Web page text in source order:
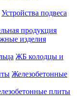
Устройства подвеса
продукция
изделия
ЖБ колодцы и
Железобетонные
плиты